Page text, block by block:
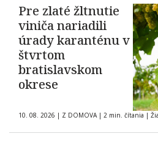
Pre zlaté žltnutie
viniča nariadili
úrady karanténu v
štvrtom
bratislavskom
okrese
10. 08. 2026 | Z DOMOVA | 2 min. čítania |